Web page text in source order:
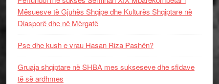
Mësuesve të Gjuhës Shqipe dhe Kulturës Shqiptare në
Diasporë dhe në Mërgatë
Pse dhe kush e vrau Hasan Riza Pashën?
Gruaja shqiptare në SHBA mes sukseseve dhe sfidave
të së ardhmes